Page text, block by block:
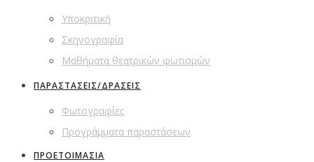
Υποκριτική
Σκηνογραφία
Μαθήματα θεατρικών φωτισμών
ΠΑΡΑΣΤΑΣΕΙΣ/ΔΡΑΣΕΙΣ
Φωτογραφίες
Προγράμματα παραστάσεων
ΠΡΟΕΤΟΙΜΑΣΙΑ